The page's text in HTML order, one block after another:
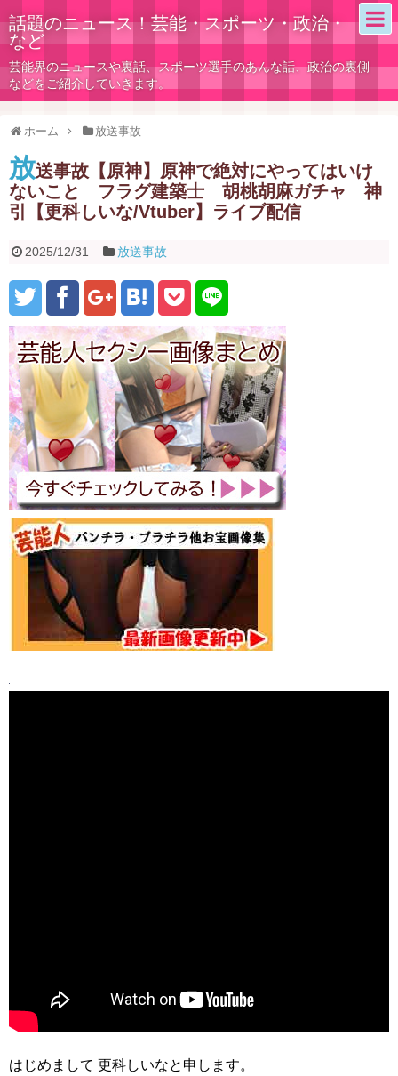
話題のニュース！芸能・スポーツ・政治・
など
芸能界のニュースや裏話、スポーツ選手のあんな話、政治の裏側
などをご紹介していきます。
ホーム 放送事故
放送事故【原神】原神で絶対にやってはいけ
ないこと フラグ建築士 胡桃胡麻ガチャ 神
引【更科しいな/Vtuber】ライブ配信
2025/12/31 放送事故
はじめまして 更科しいなと申します。